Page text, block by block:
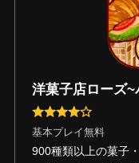
洋菓子店ローズ
基本プレイ無料
900種類以上の菓子